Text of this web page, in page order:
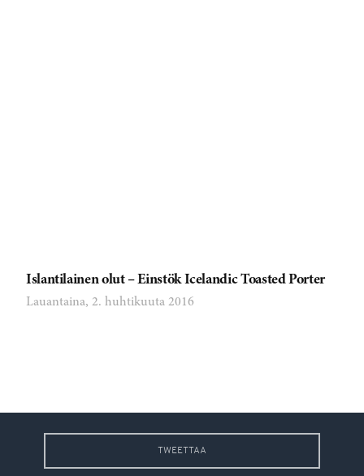
Islantilainen olut – Einstök Icelandic Toasted Porter
Lauantaina, 2. huhtikuuta 2016
TWEETTAA